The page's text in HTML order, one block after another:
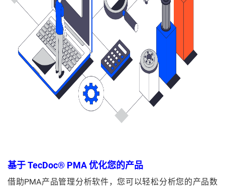
基于 TecDoc® PMA 优化您的产品
借助PMA产品管理分析软件，您可以轻松分析您的产品数